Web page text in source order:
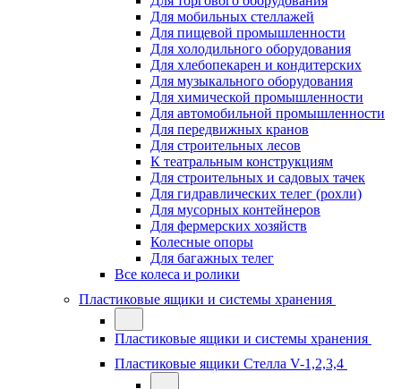
Для мобильных стеллажей
Для пищевой промышленности
Для холодильного оборудования
Для хлебопекарен и кондитерских
Для музыкального оборудования
Для химической промышленности
Для автомобильной промышленности
Для передвижных кранов
Для строительных лесов
К театральным конструкциям
Для строительных и садовых тачек
Для гидравлических телег (рохли)
Для мусорных контейнеров
Для фермерских хозяйств
Колесные опоры
Для багажных телег
Все колеса и ролики
Пластиковые ящики и системы хранения
Пластиковые ящики и системы хранения
Пластиковые ящики Стелла V-1,2,3,4